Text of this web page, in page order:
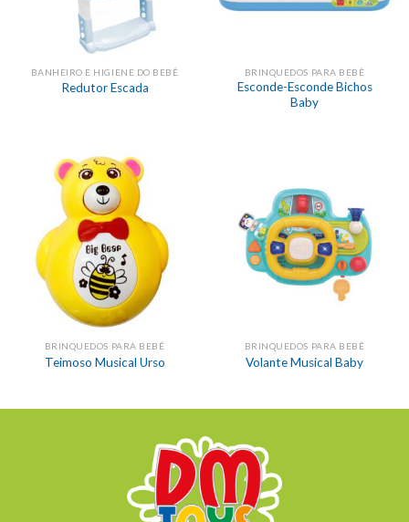
BANHEIRO E HIGIENE DO BEBÊ
Redutor Escada
BRINQUEDOS PARA BEBÊ
Esconde-Esconde Bichos
Baby
BRINQUEDOS PARA BEBÊ
Teimoso Musical Urso
BRINQUEDOS PARA BEBÊ
Volante Musical Baby